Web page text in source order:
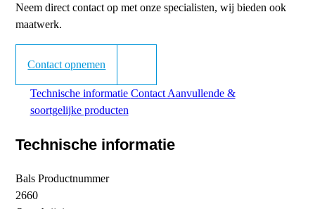
Neem direct contact op met onze specialisten, wij bieden ook
maatwerk.
Contact opnemen
Technische informatie Contact Aanvullende &
soortgelijke producten
Technische informatie
Bals Productnummer
2660